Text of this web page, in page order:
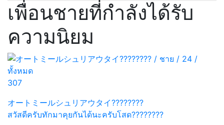
เพื่อนชายที่กำลังได้รับ
ความนิยม
307
オートミールシュリアウタイ????????
สวัสดีครับทักมาคุยกันได้นะครับโสด????????